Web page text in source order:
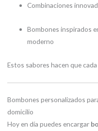
Combinaciones
Bombones inspirados
moderno
Estos sabores hacen que
Bombones personalizados
domicilio
Hoy en día puedes encargar